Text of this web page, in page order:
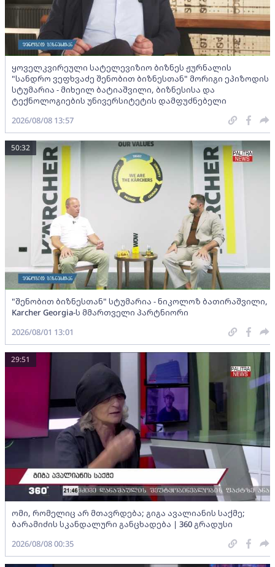
ყოველკვირეული სატელევიზიო ბიზნეს ჟურნალის
"სანდრო ვეფხვაძე შენობით ბიზნესთან" მორიგი ეპიზოდის
სტუმარია - მიხეილ ბატიაშვილი, ბიზნესისა და
ტექნოლოგიების უნივერსიტეტის დამფუძნებელი
2026/08/08 13:57
"შენობით ბიზნესთან" სტუმარია - ნიკოლოზ ბათირაშვილი,
Karcher Georgia-ს მმართველი პარტნიორი
50:32
2026/08/01 13:01
ომი, რომელიც არ მთავრდება; გიგა ავალიანის საქმე;
ბარამიძის სკანდალური განცხადება | 360 გრადუსი
29:51
2026/08/08 00:35